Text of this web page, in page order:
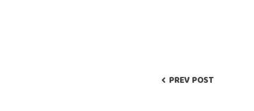
PREV POST